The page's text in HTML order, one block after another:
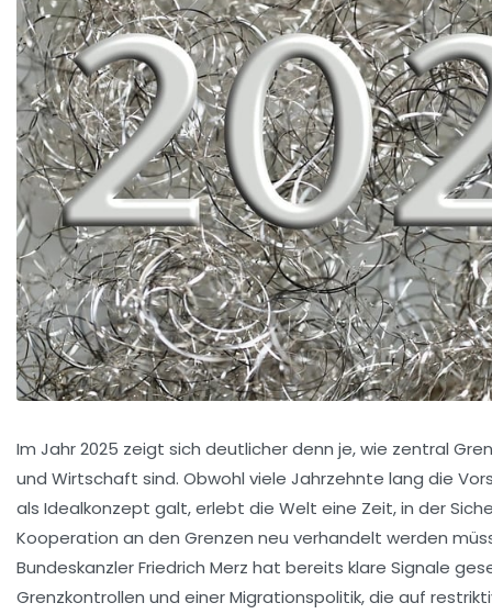
Im Jahr 2025 zeigt sich deutlicher denn je, wie zentral
und Wirtschaft sind. Obwohl viele Jahrzehnte lang die
als Idealkonzept galt, erlebt die Welt eine Zeit, in der
Kooperation an den Grenzen neu verhandelt werden
Bundeskanzler Friedrich Merz hat bereits klare Signale
Grenzkontrollen und einer Migrationspolitik, die auf